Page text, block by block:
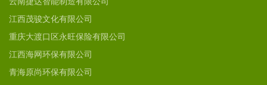
江西茂骏文化有限公司
重庆大渡口区永旺保险有限公司
江西海网环保有限公司
青海原尚环保有限公司